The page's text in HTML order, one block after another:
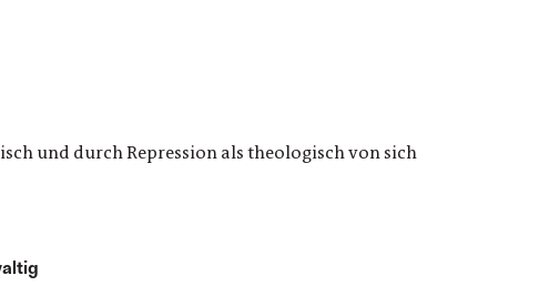
und durch Repression als theologisch von sich